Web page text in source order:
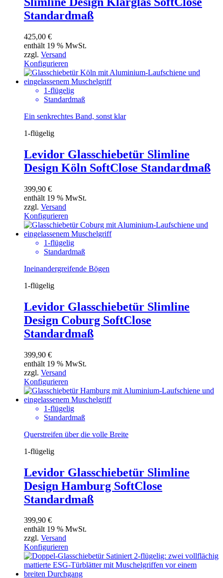
Standardmaß
425,00 €
enthält 19 % MwSt.
zzgl. Versand
Konfigurieren
1-flügelig
Standardmaß
Ein senkrechtes Band, sonst klar
1-flügelig
Levidor Glasschiebetür Slimline
Design Köln SoftClose Standardmaß
399,90 €
enthält 19 % MwSt.
zzgl. Versand
Konfigurieren
1-flügelig
Standardmaß
Ineinandergreifende Bögen
1-flügelig
Levidor Glasschiebetür Slimline
Design Coburg SoftClose
Standardmaß
399,90 €
enthält 19 % MwSt.
zzgl. Versand
Konfigurieren
1-flügelig
Standardmaß
Querstreifen über die volle Breite
1-flügelig
Levidor Glasschiebetür Slimline
Design Hamburg SoftClose
Standardmaß
399,90 €
enthält 19 % MwSt.
zzgl. Versand
Konfigurieren